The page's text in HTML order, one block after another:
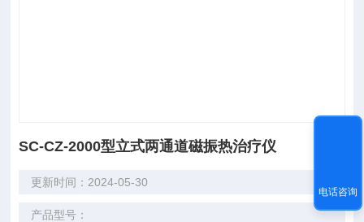
SC-CZ-2000型立式两通道磁振热治疗仪
更新时间：2024-05-30
产品型号：
电话咨询